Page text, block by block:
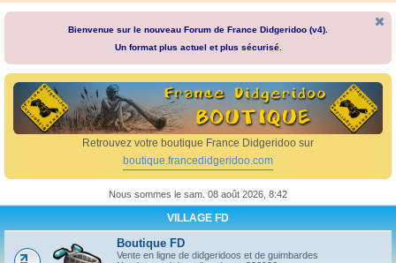
e
r
Bienvenue sur le nouveau Forum de France Didgeridoo (v4).
Un format plus actuel et plus sécurisé.
Retrouvez votre boutique France Didgeridoo sur
boutique.francedidgeridoo.com
Nous sommes le sam. 08 août 2026, 8:42
VILLAGE FD
Boutique FD
Vente en ligne de didgeridoos et de guimbardes